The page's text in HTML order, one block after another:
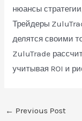
нюансы
Трейдеры
делятся своими
ZuluTrade
учитывая ROI и
← Previous Post